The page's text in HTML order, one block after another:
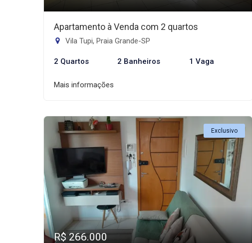
Apartamento à Venda com 2 quartos
Vila Tupi, Praia Grande-SP
2 Quartos 2 Banheiros 1 Vaga
Mais informações
Exclusivo
R$ 266.000